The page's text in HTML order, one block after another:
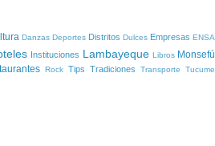
Danzas Deportes Distritos Dulces Empresas ENSA
Instituciones Lambayeque Libros Monsefú
Rock Tips Tradiciones Transporte Tucume